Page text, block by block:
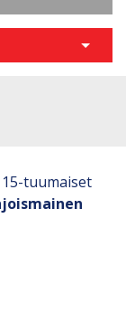
Avaa
15-tuumaiset